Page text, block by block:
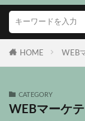
HOME WEB
CATEGORY
WEBマーケ